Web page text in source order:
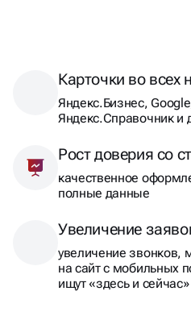
Карточки во всех
Яндекс.Бизнес,
Яндекс.Справочник и
Рост доверия со
качественное
полные данные
Увеличение
увеличение звонков,
на сайт с мобильных
ищут «здесь и сейчас»